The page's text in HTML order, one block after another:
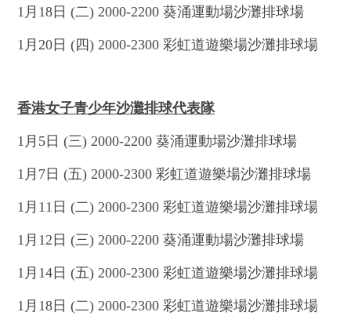
1月18日 (二) 2000-2200 葵涌運動場沙灘排球場
1月20日 (四) 2000-2300 彩虹道遊樂場沙灘排球場
香港女子青少年沙灘排球代表隊
1月5日 (三) 2000-2200 葵涌運動場沙灘排球場
1月7日 (五) 2000-2300 彩虹道遊樂場沙灘排球場
1月11日 (二) 2000-2300 彩虹道遊樂場沙灘排球場
1月12日 (三) 2000-2200 葵涌運動場沙灘排球場
1月14日 (五) 2000-2300 彩虹道遊樂場沙灘排球場
1月18日 (二) 2000-2300 彩虹道遊樂場沙灘排球場